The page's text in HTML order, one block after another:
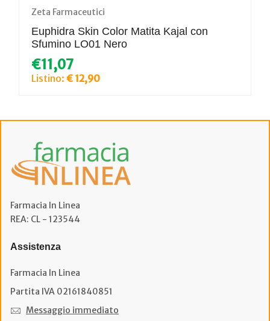
Zeta Farmaceutici
Euphidra Skin Color Matita Kajal con
Sfumino LO01 Nero
€11,07
Listino: € 12,90
Farmacia In Linea
REA: CL - 123544
Assistenza
Farmacia In Linea
Partita IVA 02161840851
Messaggio immediato